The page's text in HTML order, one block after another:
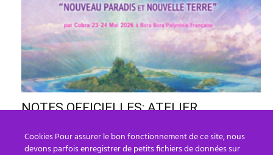
NOTES OFFICIELLES: ATELIER
TERRE » à BORA BORA MAI 2026(Ligne...
Cookies Pour assurer le bon fonctionnement de ce site, nous
devons parfois enregistrer de petits fichiers de données sur